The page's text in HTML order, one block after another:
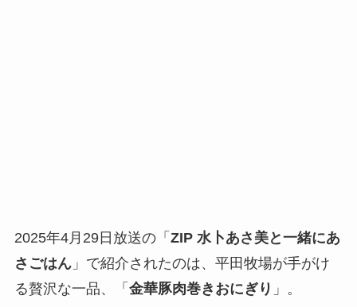
2025年4月29日放送の「 ZIP 水卜あさ美と一緒にあ
さごはん」で紹介されたのは、平田牧場が手がけ
る贅沢な一品、「 金華豚肉巻きおにぎり 」。